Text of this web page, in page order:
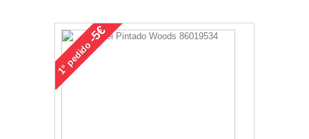
1°
pedido
-5€